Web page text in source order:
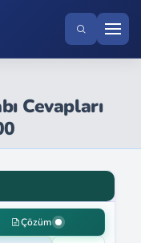
Cevapları
Çözüm